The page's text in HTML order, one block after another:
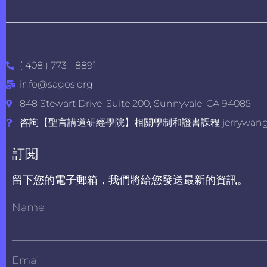
( 408 ) 773 - 8891
info@sagos.org
848 Stewart Drive, Suite 200, Sunnyvale, CA 94085
咨詢【聖言講道研經學院】相關學制和證書課程
訂閱
留下您的電子郵箱，我們將給您發送最新的資訊。
Name
Email